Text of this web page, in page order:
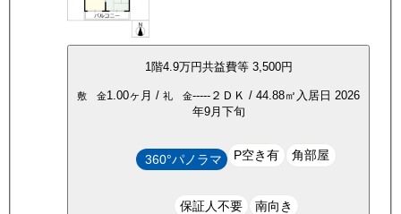
1階4.9万円共益費等 3,500円
敷 金1.00ヶ月 / 礼 金----- ２ＤＫ / 44.88㎡ 入居日 2026
年9月下旬
360°パノラマ P空き有 角部屋
保証人不要 南向き